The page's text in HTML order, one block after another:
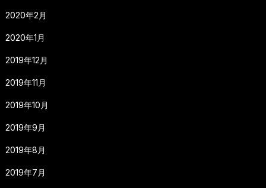
2020年2月
2020年1月
2019年12月
2019年11月
2019年10月
2019年9月
2019年8月
2019年7月